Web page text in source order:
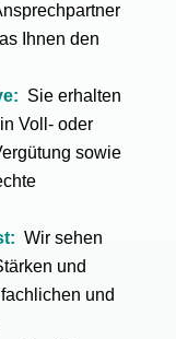
Ihnen den
Sie erhalten
Voll- oder
sowie
Wir sehen
und
und